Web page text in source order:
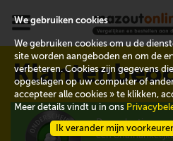
x
De evaluaties
een
We gebruiken cookies
We gebruiken cookies om u de
site worden aangeboden en om de
verbeteren. Cookies zijn gegevens
opgeslagen op uw computer of
accepteer alle cookies » te klikken,
Meer details vindt u in ons
Ik verander mijn